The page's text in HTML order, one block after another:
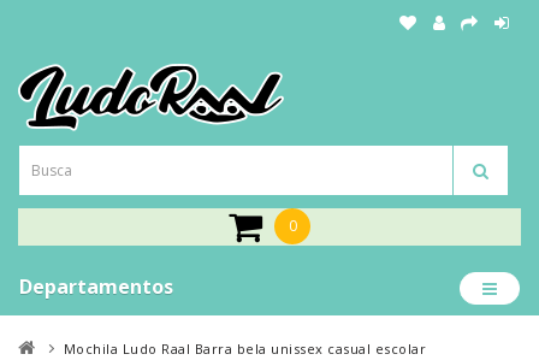
0
Departamentos
Mochila Ludo Raal Barra bela unissex casual escolar